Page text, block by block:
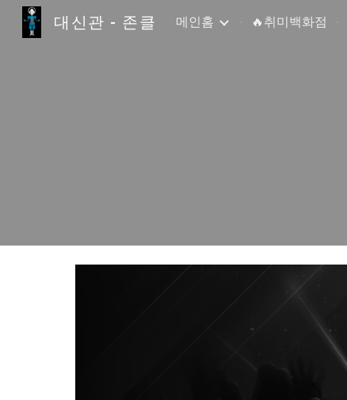
대신관 - 존클 메인홈 🔥취미백화점